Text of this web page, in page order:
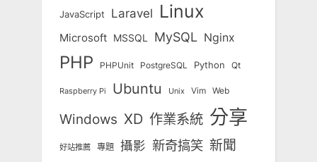
JavaScript Laravel Linux
Microsoft MSSQL MySQL Nginx
PHP PHPUnit PostgreSQL Python Qt
Raspberry Pi Ubuntu Unix Vim Web
Windows XD 作業系統 分享
好站推薦 專題 攝影 新奇搞笑 新聞